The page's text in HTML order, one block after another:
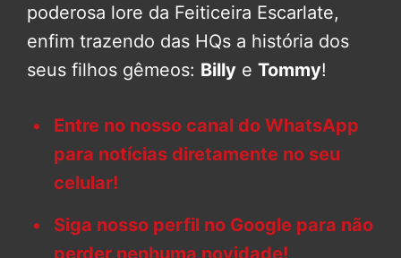
poderosa lore da Feiticeira Escarlate,
enfim trazendo das HQs a história dos
seus filhos gêmeos: Billy e Tommy!
Entre no nosso canal do WhatsApp
para notícias diretamente no seu
celular!
Siga nosso perfil no Google para não
perder nenhuma novidade!